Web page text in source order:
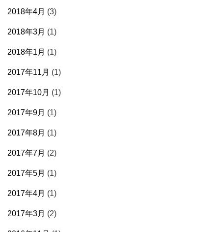
2018年4月 (3)
2018年3月 (1)
2018年1月 (1)
2017年11月 (1)
2017年10月 (1)
2017年9月 (1)
2017年8月 (1)
2017年7月 (2)
2017年5月 (1)
2017年4月 (1)
2017年3月 (2)